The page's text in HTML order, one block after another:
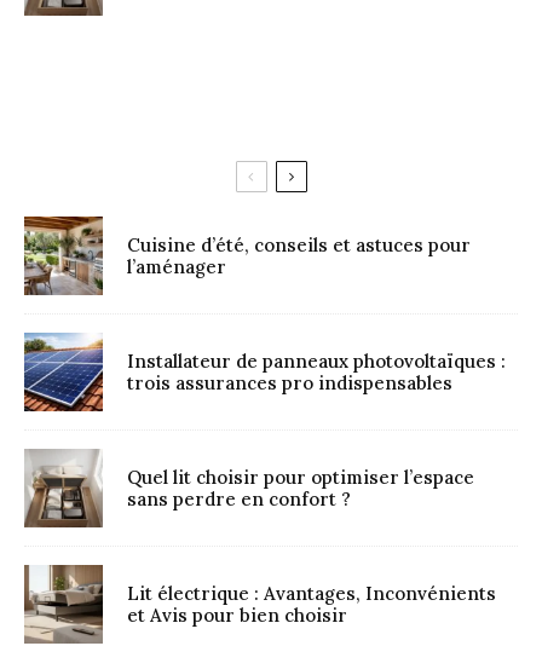
Cuisine d’été, conseils et astuces pour
l’aménager
Installateur de panneaux photovoltaïques :
trois assurances pro indispensables
Quel lit choisir pour optimiser l’espace
sans perdre en confort ?
Lit électrique : Avantages, Inconvénients
et Avis pour bien choisir